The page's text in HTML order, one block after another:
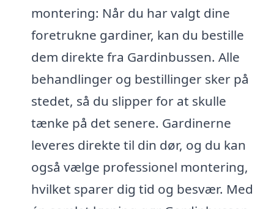
montering: Når du har valgt dine
foretrukne gardiner, kan du bestille
dem direkte fra Gardinbussen. Alle
behandlinger og bestillinger sker på
stedet, så du slipper for at skulle
tænke på det senere. Gardinerne
leveres direkte til din dør, og du kan
også vælge professionel montering,
hvilket sparer dig tid og besvær. Med